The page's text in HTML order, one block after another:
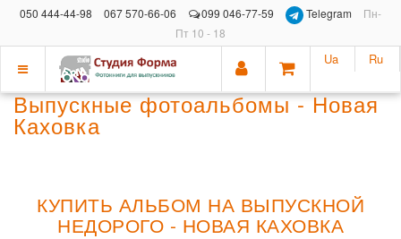
050 444-44-98 067 570-66-06 099 046-77-59 Telegram
Пн-
Пт 10 - 18
Показать
меню
Ua Ru
Выпускные фотоальбомы - Новая
Каховка
КУПИТЬ АЛЬБОМ НА ВЫПУСКНОЙ
НЕДОРОГО - НОВАЯ КАХОВКА